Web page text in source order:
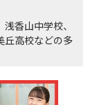
香山中学校、
丘高校などの多